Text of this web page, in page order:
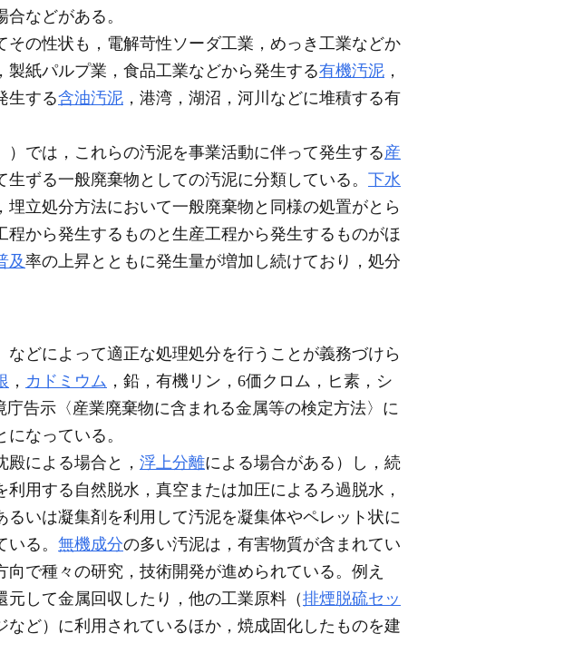
などがある。
の性状も，電解苛性ソーダ工業，めっき工業などか
，製紙パルプ業，食品工業などから発生する有機汚泥 ，
生する含油汚泥 ，港湾，湖沼，河川などに堆積する有
では，これらの汚泥を事業活動に伴って発生する産
ずる一般廃棄物としての汚泥に分類している。 下水
立処分方法において一般廃棄物と同様の処置がとら
から発生するものと生産工程から発生するものがほ
及率の上昇とともに発生量が増加し続けており，処分
どによって適正な処理処分を行うことが義務づけら
， カドミウム ，鉛，有機リン，6価クロム，ヒ素，シ
告示〈産業廃棄物に含まれる金属等の検定方法〉に
なっている。
による場合と， 浮上分離による場合がある）し，続
用する自然脱水，真空または加圧によるろ過脱水，
いは凝集剤を利用して汚泥を凝集体やペレット状に
る。 無機成分の多い汚泥は，有害物質が含まれてい
で種々の研究，技術開発が進められている。例え
元して金属回収したり，他の工業原料（排煙脱硫セッ
ど）に利用されているほか，焼成固化したものを建